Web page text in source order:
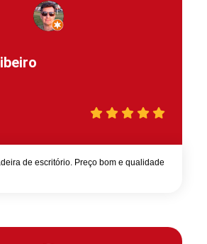
de escritório. Preço bom e qualidade